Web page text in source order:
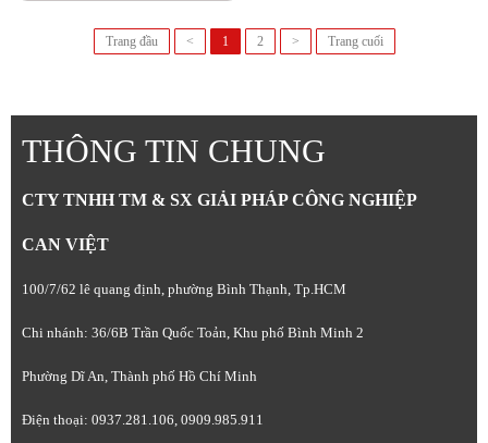
Trang đầu < 1 2 > Trang cuối
THÔNG TIN CHUNG
CTY TNHH TM & SX GIẢI PHÁP CÔNG NGHIỆP
CAN VIỆT
100/7/62 lê quang định, phường Bình Thạnh, Tp.HCM
Chi nhánh: 36/6B Trần Quốc Toản, Khu phố Bình Minh 2
Phường Dĩ An, Thành phố Hồ Chí Minh
Điện thoại: 0937.281.106, 0909.985.911